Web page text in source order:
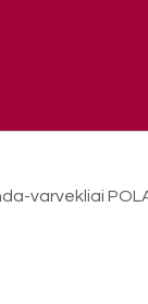
varvekliai